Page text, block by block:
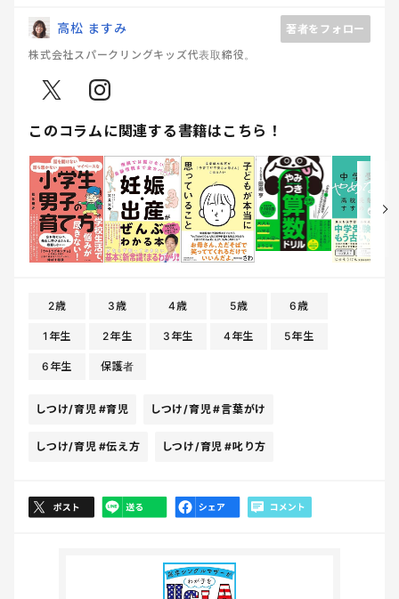
高松 ますみ
著者をフォロー
株式会社スパークリングキッズ代表取締役。
このコラムに関連する書籍はこちら！
2歳 3歳 4歳 5歳 6歳
1年生 2年生 3年生 4年生 5年生
6年生 保護者
しつけ/育児 #育児 しつけ/育児#言葉がけ
しつけ/育児 #伝え方 しつけ/育児 #叱り方